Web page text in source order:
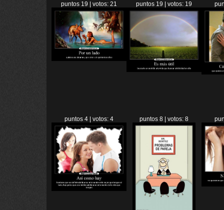
puntos 19 | votos: 21 puntos 19 | votos: 19
puntos 4 | votos: 4 puntos 8 | votos: 8